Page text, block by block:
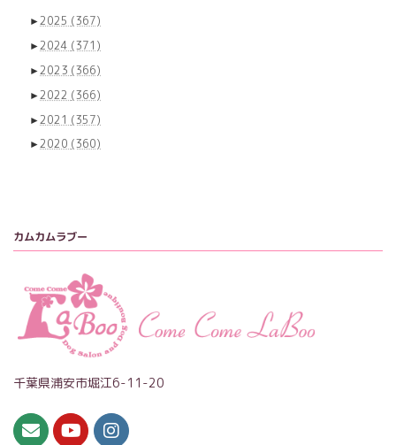
►2025 (367)
►2024 (371)
►2023 (366)
►2022 (366)
►2021 (357)
►2020 (360)
カムカムラブー
千葉県浦安市堀江6-11-20